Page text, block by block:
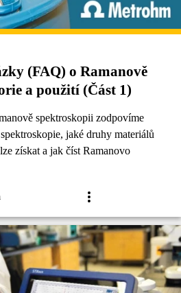
(FAQ) o Ramanově
a použití (Část 1)
spektroskopii zodpovíme
jaké druhy materiálů
získat a jak číst Ramanovo